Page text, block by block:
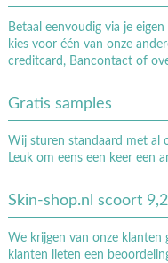
Betaal eenvoudig via je
kies voor één van onze
creditcard, Bancontact of
Gratis samples
Wij sturen standaard met al
Leuk om eens een keer een
Skin-shop.nl scoort 9,2
We krijgen van onze klanten
klanten lieten een